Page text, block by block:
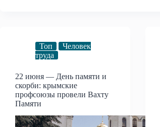
Топ
Человек
труда
22 июня — День памяти и
скорби: крымские
профсоюзы провели Вахту
Памяти